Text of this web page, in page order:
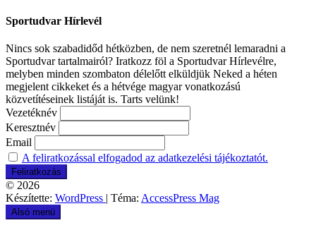
Sportudvar Hírlevél
Nincs sok szabadidőd hétközben, de nem szeretnél lemaradni a
Sportudvar tartalmairól? Iratkozz föl a Sportudvar Hírlevélre,
melyben minden szombaton délelőtt elküldjük Neked a héten
megjelent cikkeket és a hétvége magyar vonatkozású
közvetítéseinek listáját is. Tarts velünk!
Vezetéknév
Keresztnév
Email
A feliratkozással elfogadod az adatkezelési tájékoztatót.
© 2026
Készítette: WordPress | Téma: AccessPress Mag
Alsó menü